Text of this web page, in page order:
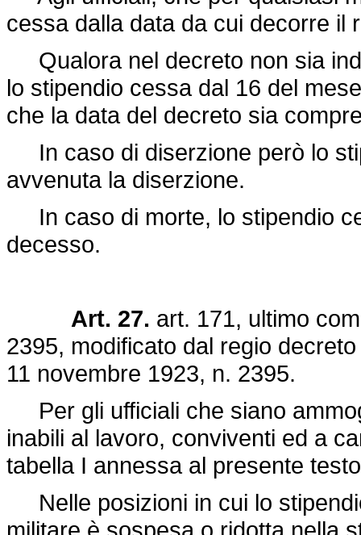
cessa dalla data da cui decorre il
Qualora nel decreto non sia
lo stipendio cessa dal 16 del
che la data del decreto sia
In caso di diserzione però lo
avvenuta la diserzione.
In caso di morte, lo stipendio
decesso.
Art. 27. art. 171, ultimo
2395, modificato dal regio
11 novembre 1923, n. 2395.
Per gli ufficiali che siano
inabili al lavoro, conviventi ed a
tabella I annessa al presente
Nelle posizioni in cui lo